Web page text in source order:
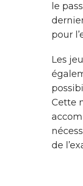
le
pour
Les
Cette
de